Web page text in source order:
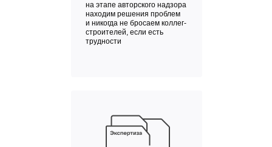
на этапе авторского надзора
находим решения проблем
и никогда не бросаем коллег-
строителей, если есть
трудности